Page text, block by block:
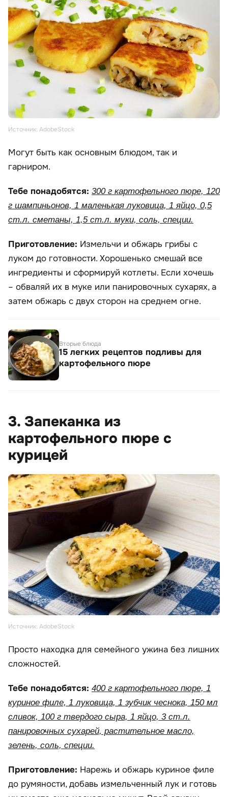
Источник: AdobeStock
Могут быть как основным блюдом, так и
гарниром.
Тебе понадобятся: 300 г картофельного пюре, 120
г шампиньонов, 1 маленькая луковица, 1 яйцо, 0,5
ст.л. сметаны, 1,5 ст.л. муки, соль, специи.
Приготовление: Измельчи и обжарь грибы с
луком до готовности. Хорошенько смешай все
ингредиенты и сформируй котлеты. Если хочешь
– обваляй их в муке или панировочных сухарях, а
затем обжарь с двух сторон на среднем огне.
Вторые блюда
15 легких рецептов подливы для
картофельного пюре
3. Запеканка из
картофельного пюре с
курицей
Источник: AdobeStock
Просто находка для семейного ужина без лишних
сложностей.
Тебе понадобятся: 400 г картофельного пюре, 1
куриное филе, 1 луковица, 1 зубчик чеснока, 150 мл
сливок, 100 г твердого сыра, 1 яйцо, 3 ст.л.
панировочных сухарей, растительное масло,
зелень, соль, специи.
Приготовление: Нарежь и обжарь куриное филе
до румяности, добавь измельченный лук и готовь